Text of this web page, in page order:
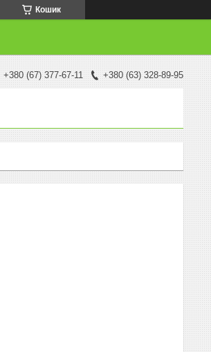
Кошик
+380 (67) 377-67-11 +380 (63) 328-89-95